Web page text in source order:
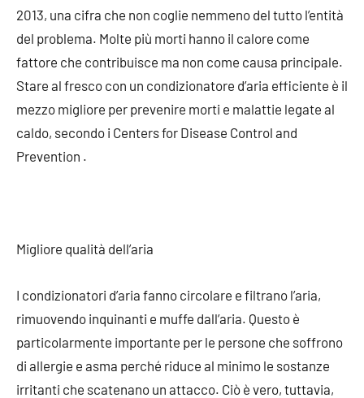
2013, una cifra che non coglie nemmeno del tutto l’entità
del problema. Molte più morti hanno il calore come
fattore che contribuisce ma non come causa principale.
Stare al fresco con un condizionatore d’aria efficiente è il
mezzo migliore per prevenire morti e malattie legate al
caldo, secondo i Centers for Disease Control and
Prevention .
Migliore qualità dell’aria
I condizionatori d’aria fanno circolare e filtrano l’aria,
rimuovendo inquinanti e muffe dall’aria. Questo è
particolarmente importante per le persone che soffrono
di allergie e asma perché riduce al minimo le sostanze
irritanti che scatenano un attacco. Ciò è vero, tuttavia,